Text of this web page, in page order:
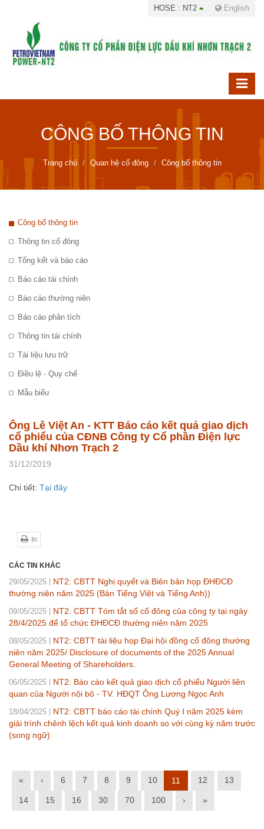
HOSE : NT2 English
CÔNG BỐ THÔNG TIN
Trang chủ Quan hệ cổ đông Công bố thông tin
Công bố thông tin
Thông tin cổ đông
Tổng kết và báo cáo
Báo cáo tài chính
Báo cáo thường niên
Báo cáo phân tích
Thông tin tài chính
Tài liệu lưu trữ
Điều lệ - Quy chế
Mẫu biểu
Ông Lê Việt An - KTT Báo cáo kết quả giao dịch
cổ phiểu của CĐNB Công ty Cổ phần Điện lực
Dầu khí Nhơn Trạch 2
31/12/2019
Chi tiết: Tại đây
In
CÁC TIN KHÁC
29/05/2025
NT2: CBTT Nghị quyết và Biên bản họp ĐHĐCĐ
thường niên năm 2025 (Bản Tiếng Việt và Tiếng Anh))
09/05/2025
NT2: CBTT Tóm tắt sổ cổ đông của công ty tại ngày
28/4/2025 để tổ chức ĐHĐCĐ thường niên năm 2025
08/05/2025
NT2: CBTT tài liệu họp Đại hội đồng cổ đông thường
niên năm 2025/ Disclosure of documents of the 2025 Annual
General Meeting of Shareholders.
06/05/2025
NT2: Báo cáo kết quả giao dịch cổ phiếu Người liên
quan của Người nội bô - TV. HĐQT Ông Lương Ngọc Anh
18/04/2025
NT2: CBTT báo cáo tài chính Quý I năm 2025 kèm
giải trình chênh lệch kết quả kinh doanh so với cùng kỳ năm trước
(song ngữ)
« ‹ 6 7 8 9 10 11 12 13
14 15 16 30 70 100 › »